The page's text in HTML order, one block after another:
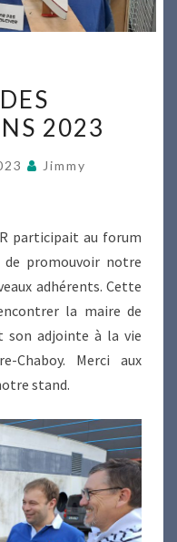
2023
Jimmy
participait au forum
de promouvoir notre
adhérents. Cette
la maire de
son adjointe à la vie
Chaboy. Merci aux
stand.